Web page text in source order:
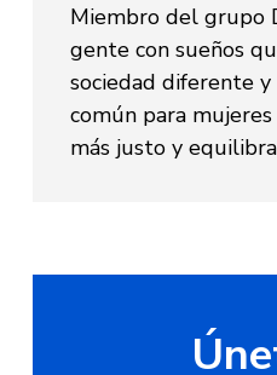
Miembro del grupo
gente con sueños
sociedad diferente
común para
más justo y